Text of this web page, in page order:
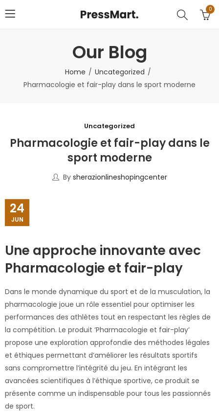
0
Our Blog
Home
Uncategorized
Pharmacologie et fair-play dans le sport moderne
Uncategorized
Pharmacologie et fair-play dans le
sport moderne
By sherazionlineshopingcenter
24
JUN
Une approche innovante avec
Pharmacologie et fair-play
Dans le monde dynamique du sport et de la musculation, la
pharmacologie joue un rôle essentiel pour optimiser les
performances des athlètes tout en respectant les règles de
la compétition. Le produit ‘Pharmacologie et fair-play’
propose une exploration approfondie des méthodes légales
et éthiques permettant d’améliorer les résultats sportifs
sans compromettre l’intégrité du jeu. En intégrant les
avancées scientifiques à l’éthique sportive, ce produit se
présente comme un indispensable pour tous les passionnés
de sport.